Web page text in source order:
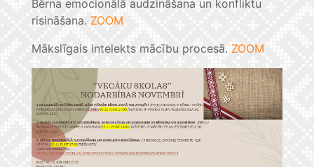
Bērna emocionālā audzināšana un konfliktu
risināšana. ZOOM
Mākslīgais intelekts mācību procesā. ZOOM